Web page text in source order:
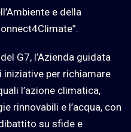
e della
G7, l’Azienda guidata
iniziative per richiamare
l’azione climatica,
rinnovabili e l’acqua, con
su sfide e